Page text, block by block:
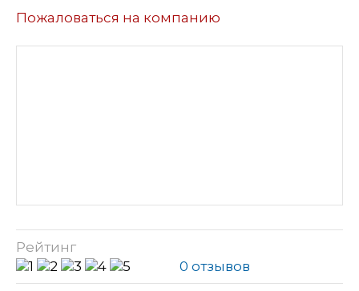
Пожаловаться на компанию
Рейтинг
0 отзывов